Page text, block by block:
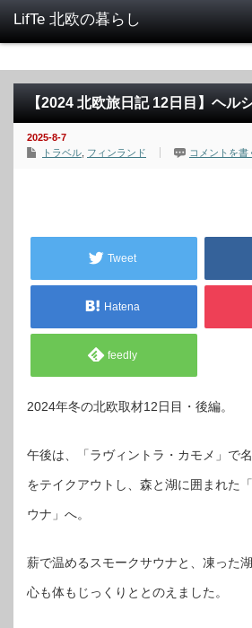
【2024 北欧旅日記 12日目】ヘル
2025-8-7
トラベル フィンランド コメントを書
Tweet
Hatena
feedly
2024年冬の北欧取材12日目・後編。
午後は、「ラヴィントラ・カモメ」で
をテイクアウトし、森と湖に囲まれた
ウナ」へ。
薪で温めるスモークサウナと、凍った
心も体もじっくりととのえました。